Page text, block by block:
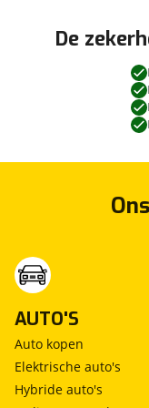
De
AUTO'S
Auto kopen
Elektrische auto's
Hybride auto's